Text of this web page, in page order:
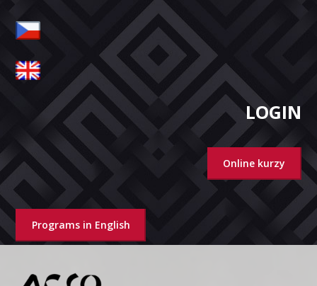
LOGIN
Online kurzy
Programs in English